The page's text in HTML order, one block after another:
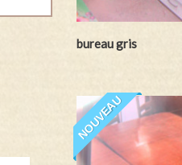
bureau gris
NOUVEAU